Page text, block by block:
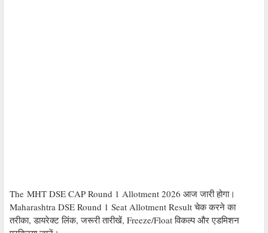
The MHT DSE CAP Round 1 Allotment 2026 आज जारी होगा।
Maharashtra DSE Round 1 Seat Allotment Result चेक करने का
तरीका, डायरेक्ट लिंक, जरूरी तारीखें, Freeze/Float विकल्प और एडमिशन